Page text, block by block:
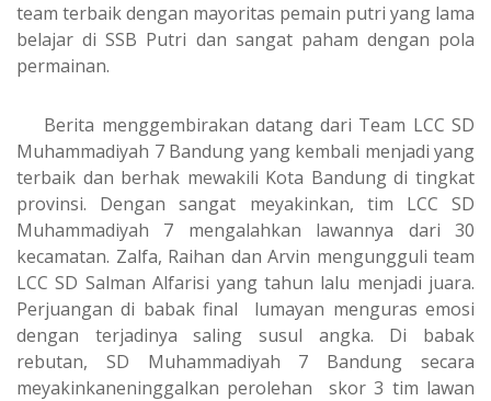
team terbaik dengan mayoritas pemain putri yang lama
belajar di SSB Putri dan sangat paham dengan pola
permainan.
Berita menggembirakan datang dari Team LCC SD
Muhammadiyah 7 Bandung yang kembali menjadi yang
terbaik dan berhak mewakili Kota Bandung di tingkat
provinsi. Dengan sangat meyakinkan, tim LCC SD
Muhammadiyah 7 mengalahkan lawannya dari 30
kecamatan. Zalfa, Raihan dan Arvin mengungguli team
LCC SD Salman Alfarisi yang tahun lalu menjadi juara.
Perjuangan di babak final lumayan menguras emosi
dengan terjadinya saling susul angka. Di babak
rebutan, SD Muhammadiyah 7 Bandung secara
meyakinkaneninggalkan perolehan skor 3 tim lawan